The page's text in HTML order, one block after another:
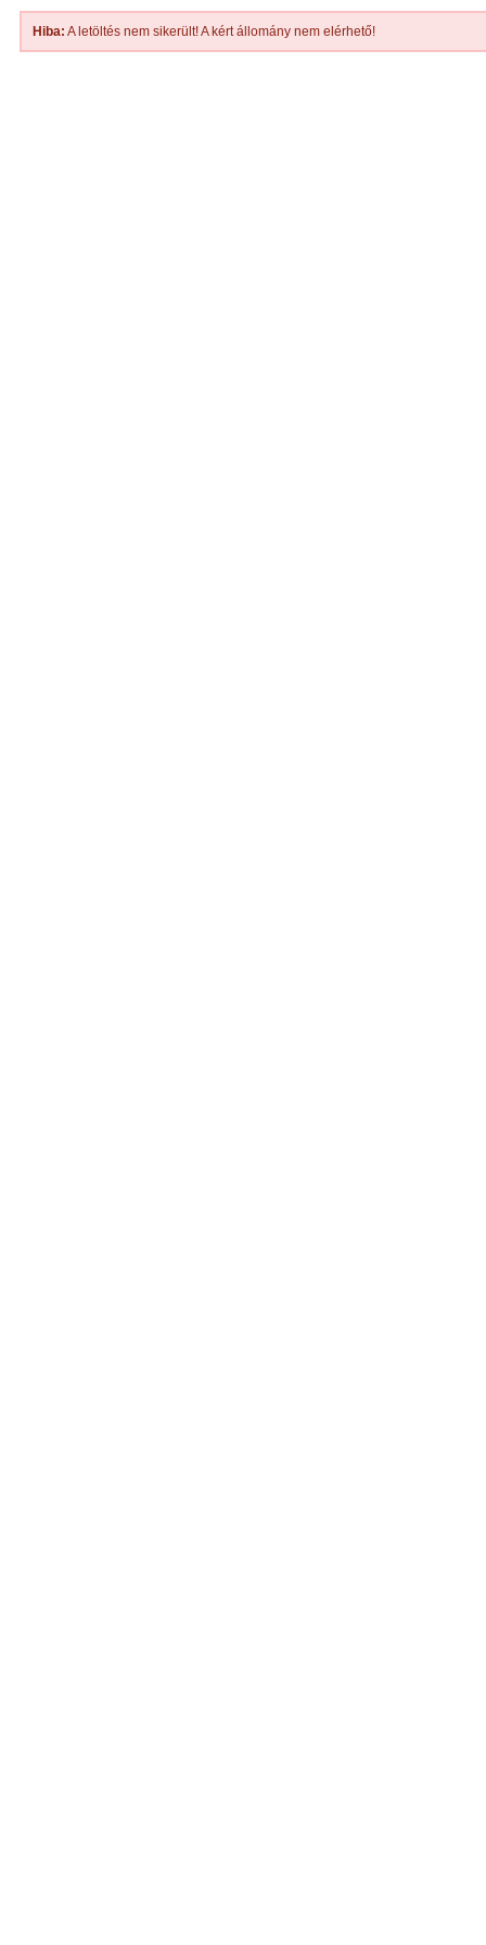
Hiba: A letöltés nem sikerült! A kért állomány nem elérhető!